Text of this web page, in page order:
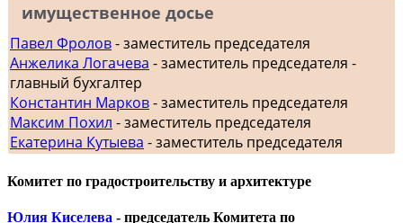
имущественное досье
Павел Фролов- заместитель председателя
Анжелика Логачева - заместитель председателя -
главный бухгалтер
Константин Марков- заместитель председателя
Максим Похил - заместитель председателя
Екатерина Кутыева - заместитель председателя
Комитет по градостроительству и архитектуре
Юлия Киселева - председатель Комитета по